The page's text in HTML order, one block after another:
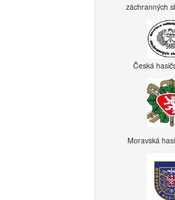
záchranných
Česká
Moravská